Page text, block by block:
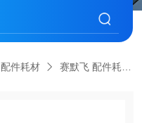
配件耗材 赛默飞 配件耗材